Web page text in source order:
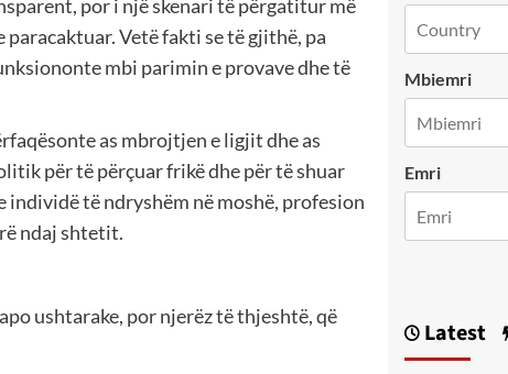
por i një skenari të përgatitur më
Vetë fakti se të gjithë, pa
mbi parimin e provave dhe të
as mbrojtjen e ligjit dhe as
për të përçuar frikë dhe për të shuar
individë të ndryshëm në moshë, profesion
ndaj shtetit.
ushtarake, por njerëz të thjeshtë, që
Mbiemri
Emri
Latest